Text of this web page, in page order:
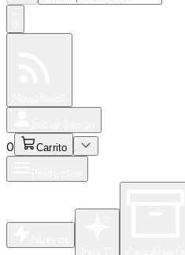
0 Carrito